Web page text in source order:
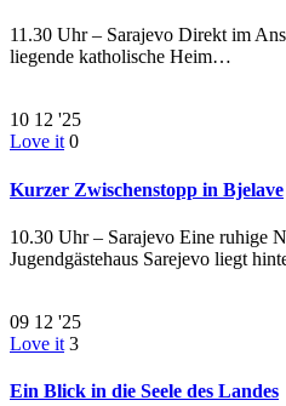
11.30 Uhr – Sarajevo Direkt im
liegende katholische Heim…
10 12 '25
Love it 0
Kurzer Zwischenstopp in Bjelave
10.30 Uhr – Sarajevo Eine ruhige
Jugendgästehaus Sarejevo liegt
09 12 '25
Love it 3
Ein Blick in die Seele des Landes